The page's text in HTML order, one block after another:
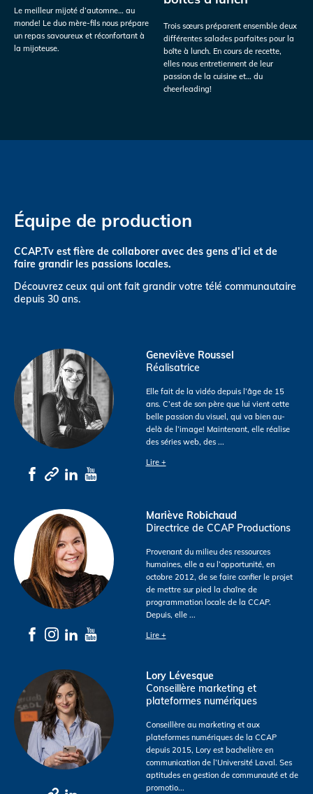
Le meilleur mijoté d’automne… au
monde! Le duo mère-fils nous prépare
un repas savoureux et réconfortant à
la mijoteuse.
Trois sœurs préparent ensemble deux
différentes salades parfaites pour la
boîte à lunch. En cours de recette,
elles nous entretiennent de leur
passion de la cuisine et… du
cheerleading!
Équipe de production
CCAP.Tv est fière de collaborer avec des gens d’ici et de
faire grandir les passions locales.
Découvrez ceux qui ont fait grandir votre télé communautaire
depuis 30 ans.
Geneviève Roussel
Réalisatrice
Elle fait de la vidéo depuis l’âge de 15
ans. C’est de son père que lui vient cette
belle passion du visuel, qui va bien au-
delà de l’image! Maintenant, elle réalise
des séries web, des ...
Lire +
Mariève Robichaud
Directrice de CCAP Productions
Provenant du milieu des ressources
humaines, elle a eu l’opportunité, en
octobre 2012, de se faire confier le projet
de mettre sur pied la chaîne de
programmation locale de la CCAP.
Depuis, elle ...
Lire +
Lory Lévesque
Conseillère marketing et
plateformes numériques
Conseillère au marketing et aux
plateformes numériques de la CCAP
depuis 2015, Lory est bachelière en
communication de l’Université Laval. Ses
aptitudes en gestion de communauté et de
promotio...